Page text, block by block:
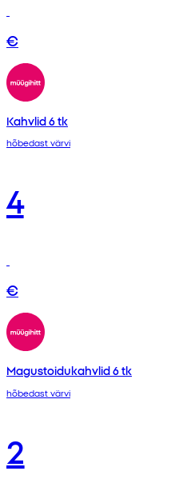
€
Kahvlid 6 tk
hõbedast värvi
4
€
Magustoidukahvlid 6 tk
hõbedast värvi
2